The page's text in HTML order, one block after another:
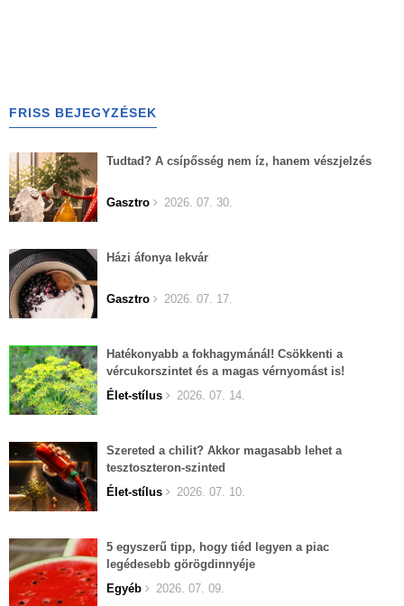
FRISS BEJEGYZÉSEK
Tudtad? A csípősség nem íz, hanem vészjelzés
Gasztro 2026. 07. 30.
Házi áfonya lekvár
Gasztro 2026. 07. 17.
Hatékonyabb a fokhagymánál! Csökkenti a
vércukorszintet és a magas vérnyomást is!
Élet-stílus
2026. 07. 14.
Szereted a chilit? Akkor magasabb lehet a
tesztoszteron-szinted
Élet-stílus
2026. 07. 10.
5 egyszerű tipp, hogy tiéd legyen a piac
legédesebb görögdinnyéje
Egyéb
2026. 07. 09.